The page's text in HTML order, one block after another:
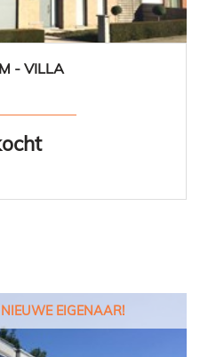
1
- VILLA
EIGENAAR!